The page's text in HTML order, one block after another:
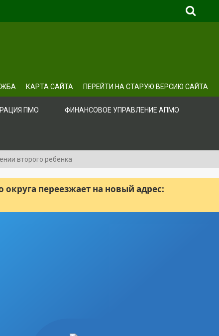
КАРТА САЙТА ПЕРЕЙТИ НА СТАРУЮ ВЕРСИЮ САЙТА
ПМО ФИНАНСОВОЕ УПРАВЛЕНИЕ АПМО
второго ребенка
переезжает на новый адрес: